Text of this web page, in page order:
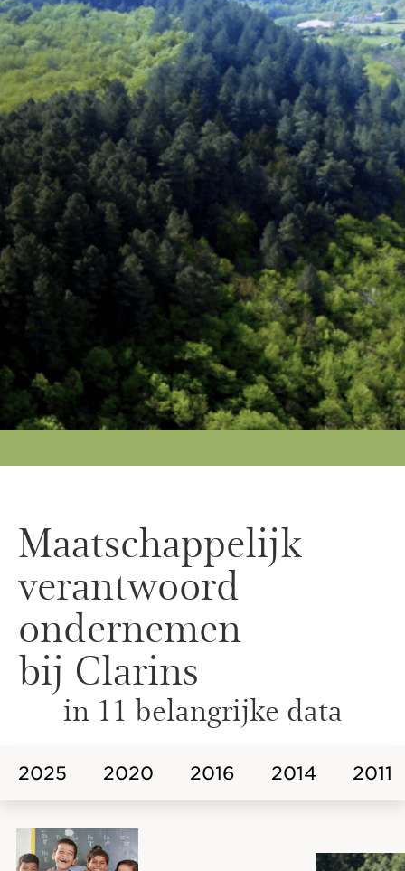
Maatschappelijk
verantwoord
ondernemen
bij Clarins
in 11 belangrijke data
2025 2020 2016 2014 2011